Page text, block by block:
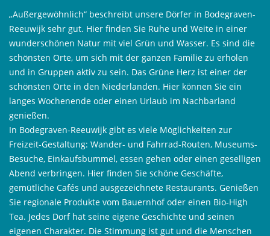
„Außergewöhnlich“ beschreibt unsere Dörfer in Bodegraven-
Reeuwijk sehr gut. Hier finden Sie Ruhe und Weite in einer
wunderschönen Natur mit viel Grün und Wasser. Es sind die
schönsten Orte, um sich mit der ganzen Familie zu erholen
und in Gruppen aktiv zu sein. Das Grüne Herz ist einer der
schönsten Orte in den Niederlanden. Hier können Sie ein
langes Wochenende oder einen Urlaub im Nachbarland
genießen.
In Bodegraven-Reeuwijk gibt es viele Möglichkeiten zur
Freizeit-Gestaltung: Wander- und Fahrrad-Routen, Museums-
Besuche, Einkaufsbummel, essen gehen oder einen geselligen
Abend verbringen. Hier finden Sie schöne Geschäfte,
gemütliche Cafés und ausgezeichnete Restaurants. Genießen
Sie regionale Produkte vom Bauernhof oder einen Bio-High
Tea. Jedes Dorf hat seine eigene Geschichte und seinen
eigenen Charakter. Die Stimmung ist gut und die Menschen